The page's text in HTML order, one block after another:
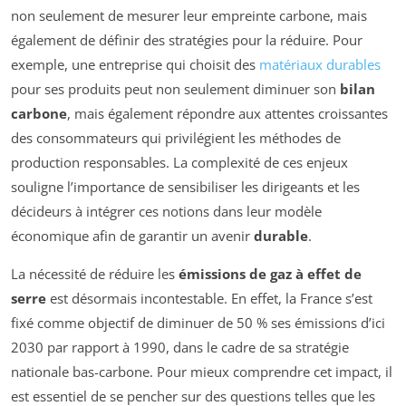
non seulement de mesurer leur empreinte carbone, mais
également de définir des stratégies pour la réduire. Pour
exemple, une entreprise qui choisit des matériaux durables
pour ses produits peut non seulement diminuer son bilan
carbone, mais également répondre aux attentes croissantes
des consommateurs qui privilégient les méthodes de
production responsables. La complexité de ces enjeux
souligne l’importance de sensibiliser les dirigeants et les
décideurs à intégrer ces notions dans leur modèle
économique afin de garantir un avenir durable.
La nécessité de réduire les émissions de gaz à effet de
serre est désormais incontestable. En effet, la France s’est
fixé comme objectif de diminuer de 50 % ses émissions d’ici
2030 par rapport à 1990, dans le cadre de sa stratégie
nationale bas-carbone. Pour mieux comprendre cet impact, il
est essentiel de se pencher sur des questions telles que les